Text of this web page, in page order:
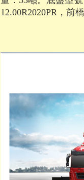
12.00R2020PR，前橋